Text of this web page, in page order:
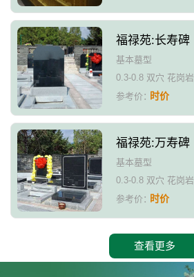
福禄苑:长寿碑
基本墓型
0.3-0.8 双穴 花岗岩
参考价：时价
福禄苑:万寿碑
基本墓型
0.3-0.8 双穴 花岗岩
参考价：时价
查看更多